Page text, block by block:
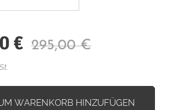
€ 295,00€
WARENKORB HINZUFÜGEN